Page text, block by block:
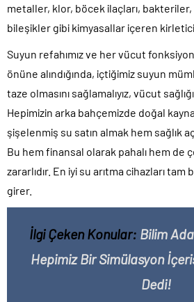
metaller, klor, böcek ilaçları,
bileşikler gibi kimyasallar içeren
Suyun refahımız ve her vücut
önüne alındığında, içtiğimiz suyun
taze olmasını sağlamalıyız, vücut
Hepimizin arka bahçemizde doğal
şişelenmiş su satın almak hem sağlık
Bu hem finansal olarak pahalı hem de
zararlıdır. En iyi su arıtma cihazları
girer.
İlgi Çeken Konular: Bilim
Hepimiz Bir Simülasyon
Dedi!